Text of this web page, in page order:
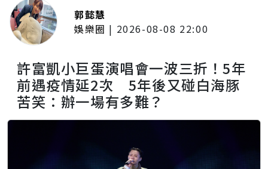
郭懿慧
娛樂圈 | 2026-08-08 22:00
許富凱小巨蛋演唱會一波三折！5年
前遇疫情延2次 5年後又碰白海豚
苦笑：辦一場有多難？